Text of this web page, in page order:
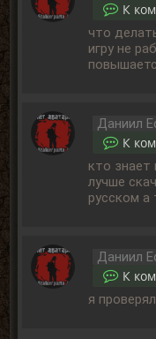
К
что
игру не
Даниил
К
кто знает
лучше
русском а
Даниил
К
я